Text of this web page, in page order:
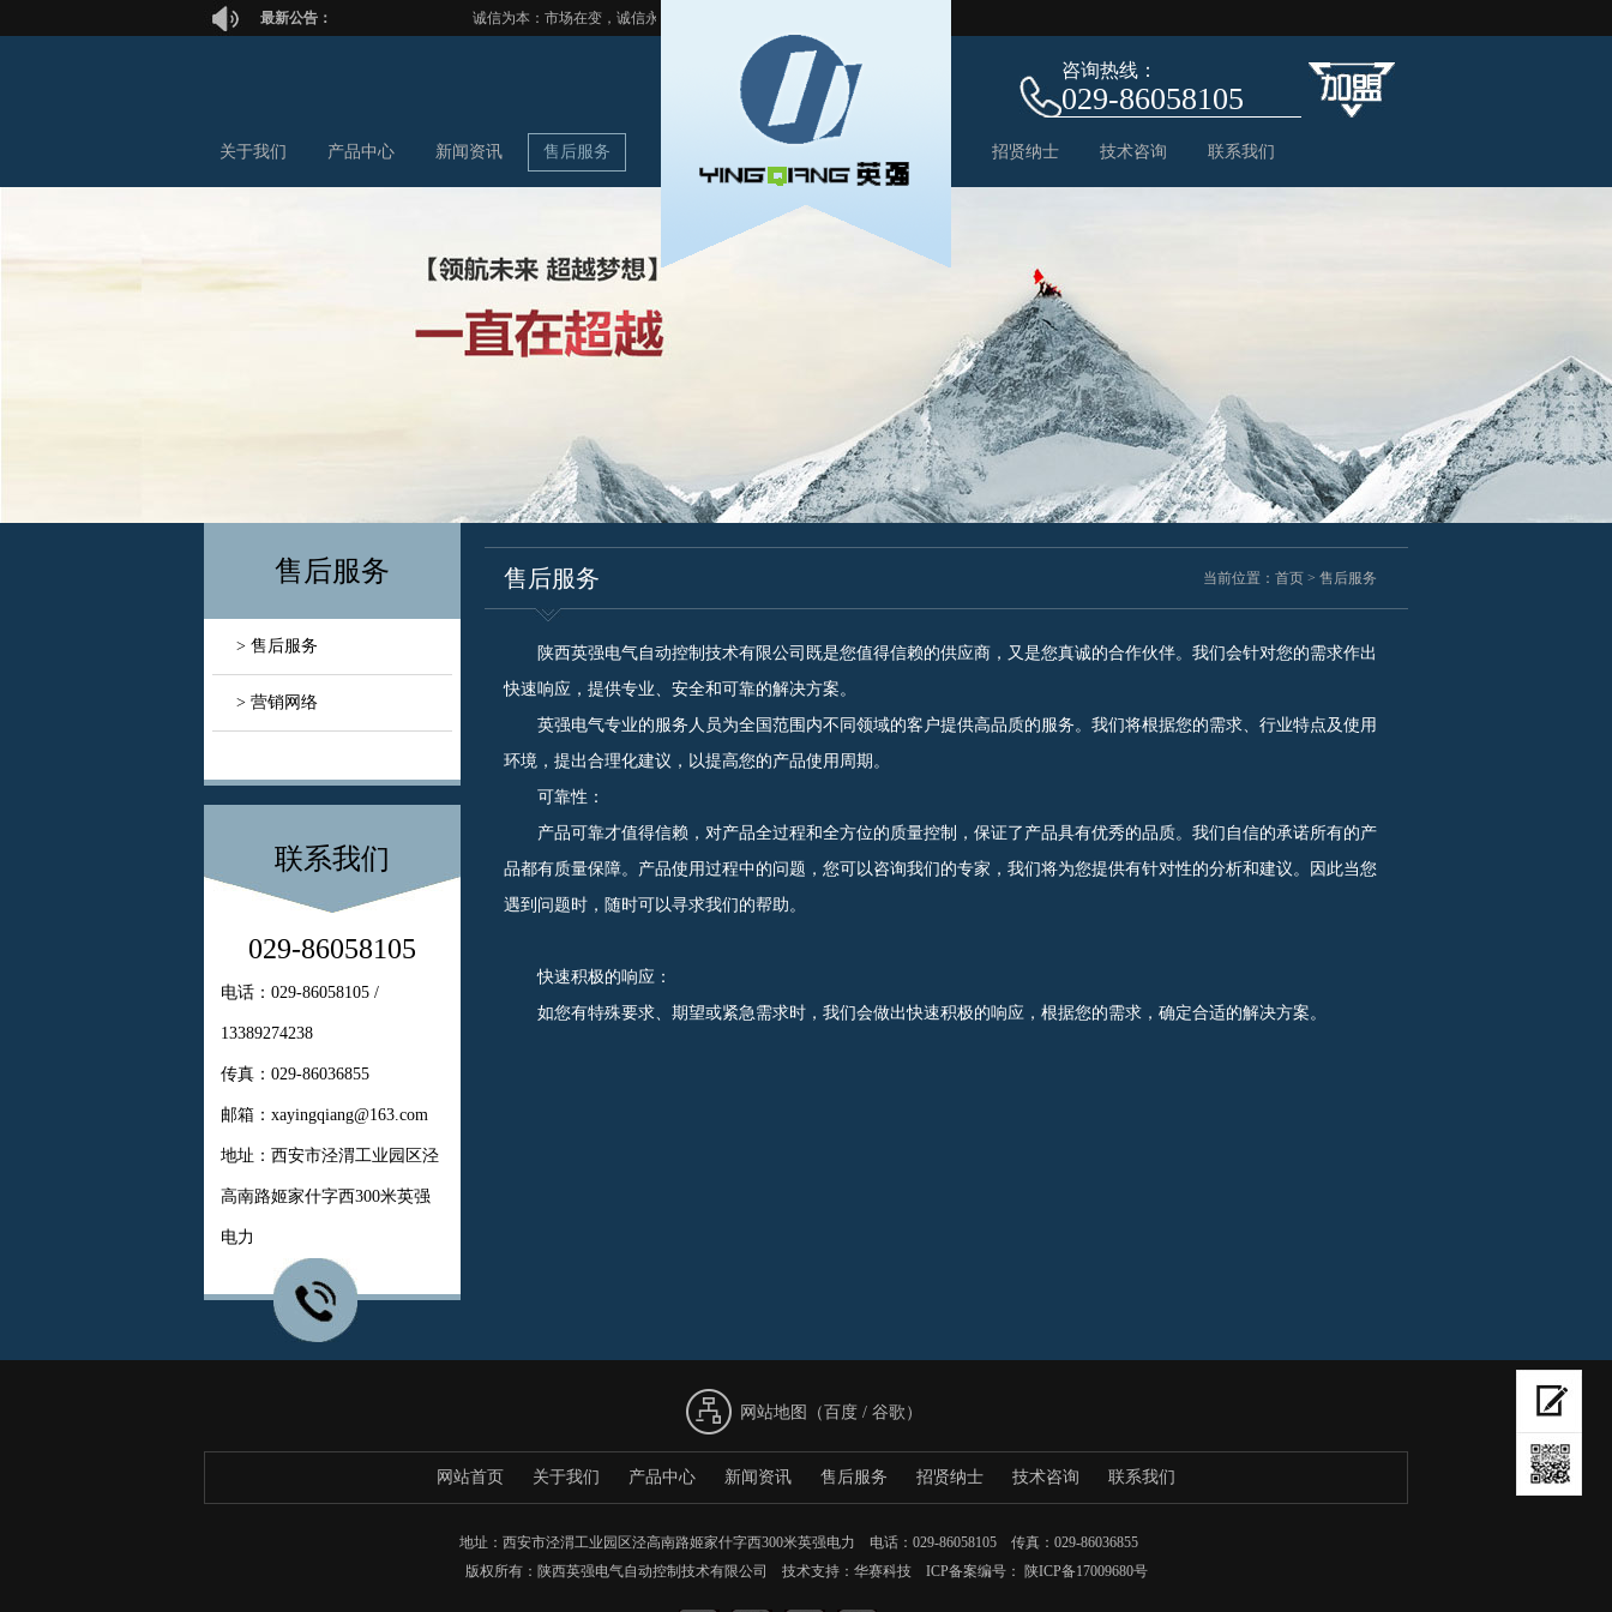
最新公告： 诚信为本：市场在变，诚信永远不变...
咨询热线：
029-86058105
关于我们 产品中心 新闻资讯 售后服务 招贤纳士 技术咨询 联系我们
售后服务
> 售后服务
> 营销网络
联系我们
029-86058105
电话：029-86058105 /
13389274238
传真：029-86036855
邮箱：xayingqiang@163.com
地址：西安市泾渭工业园区泾
高南路姬家什字西300米英强
电力
售后服务 当前位置： 首页 > 售后服务
陕西英强电气自动控制技术有限公司既是您值得信赖的供应商，又是您真诚的合作伙伴。我们会针对您的需求作出
快速响应，提供专业、安全和可靠的解决方案。
英强电气专业的服务人员为全国范围内不同领域的客户提供高品质的服务。我们将根据您的需求、行业特点及使用
环境，提出合理化建议，以提高您的产品使用周期。
可靠性：
产品可靠才值得信赖，对产品全过程和全方位的质量控制，保证了产品具有优秀的品质。我们自信的承诺所有的产
品都有质量保障。产品使用过程中的问题，您可以咨询我们的专家，我们将为您提供有针对性的分析和建议。因此当您
遇到问题时，随时可以寻求我们的帮助。
快速积极的响应：
如您有特殊要求、期望或紧急需求时，我们会做出快速积极的响应，根据您的需求，确定合适的解决方案。
网站地图（ 百度 / 谷歌 ）
网站首页 关于我们 产品中心 新闻资讯 售后服务 招贤纳士 技术咨询 联系我们
地址：西安市泾渭工业园区泾高南路姬家什字西300米英强电力 电话：029-86058105 传真：029-86036855
版权所有：陕西英强电气自动控制技术有限公司 技术支持： 华赛科技ICP备案编号： 陕ICP备17009680号